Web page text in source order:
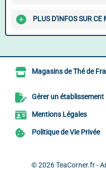
PLUS D'INFOS SUR CE
Magasins de Thé de
Gérer un établissement
Mentions Légales
Politique de Vie Privée
© 2026 TeaCorner.fr -